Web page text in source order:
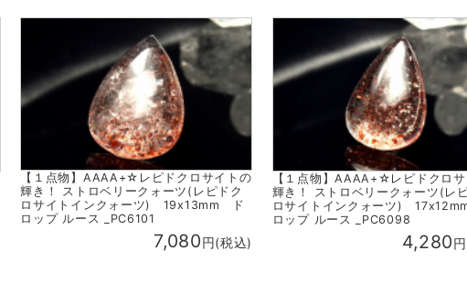
【１点物】AAAA+☆レピドクロサイトの
輝き！ ストロベリークォーツ(レピドク
ロサイトインクォーツ) 19x13mm ド
ロップ ルース _PC6101
7,080円(税込)
【１点物】AAAA+☆レピドクロ
輝き！ ストロベリークォーツ(レ
ロサイトインクォーツ)
ロップ ルース _PC6098
4,280